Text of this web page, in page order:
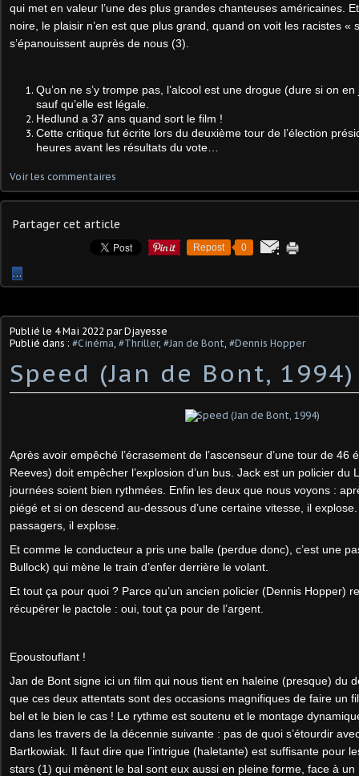
qui met en valeur l’une des plus grandes chanteuses américaines.
noire, le plaisir n’en est que plus grand, quand on voit les racistes «
s’épanouissent auprès de nous (3).
Qu’on ne s’y trompe pas, l’alcool est une drogue (dure si on
sauf qu’elle est légale.
Hedlund a 37 ans quand sort le film !
Cette critique fut écrite lors du deuxième tour de l’élection
heures avant les résultats du vote…
Voir les commentaires
Partager cet article
Repost 0
…
Publié le 4 Mai 2022 par Djayesse
Publié dans : #Cinéma #Thriller, #Jan de Bont #Dennis Hopper
Speed (Jan de Bont, 1994)
Après avoir empêché l’écrasement de l’ascenseur d’une tour de 46
Reeves) doit empêcher l’explosion d’un bus. Jack est un policier du
journées soient bien rythmées. Enfin les deux que nous voyons :
piégé et si on descend au-dessous d’une certaine vitesse, il
passagers, il explose.
Et comme le conducteur a pris une balle (perdue donc), c’est une
Bullock) qui mène le train d’enfer derrière le volant.
Et tout ça pour quoi ? Parce qu’un ancien policier (Dennis Hopper)
récupérer le pactole : oui, tout ça pour de l’argent.
Epoustouflant !
Jan de Bont signe ici un film qui nous tient en haleine (presque) du
que ces deux attentats sont des occasions magnifiques de faire un
bel et le bien le cas ! Le rythme est soutenu et le montage
dans les travers de la décennie suivante : pas de quoi s’étourdir
Bartkowiak. Il faut dire que l’intrigue (haletante) est suffisante pour
stars (1) qui mènent le bal sont eux aussi en pleine forme, face à